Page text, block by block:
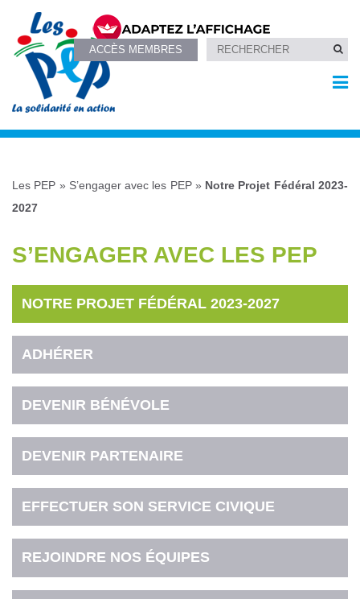
ACCÈS MEMBRES
Les PEP » S’engager avec les PEP» Notre Projet Fédéral 2023-
2027
S’ENGAGER AVEC LES PEP
NOTRE PROJET FÉDÉRAL 2023-2027
ADHÉRER
DEVENIR BÉNÉVOLE
DEVENIR PARTENAIRE
EFFECTUER SON SERVICE CIVIQUE
REJOINDRE NOS ÉQUIPES